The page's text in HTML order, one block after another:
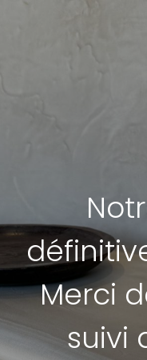
Merci
suivi